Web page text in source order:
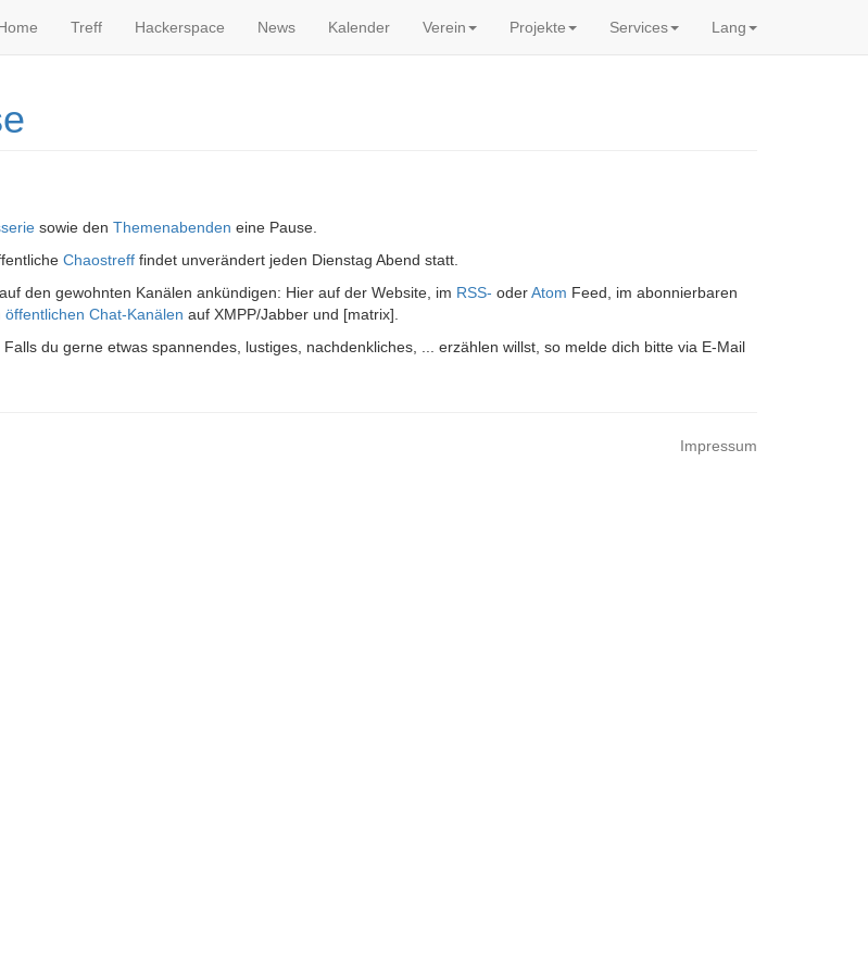
Treff Hackerspace News Kalender Verein Projekte Services Lang
sowie den Themenabenden eine Pause.
Chaostreff findet unverändert jeden Dienstag Abend statt.
den gewohnten Kanälen ankündigen: Hier auf der Website, im RSS- oderAtom Feed, im abonnierbaren
öffentlichen Chat-Kanälen auf XMPP/Jabber und [matrix].
du gerne etwas spannendes, lustiges, nachdenkliches, ... erzählen willst, so melde dich bitte via E-Mail
Impressum